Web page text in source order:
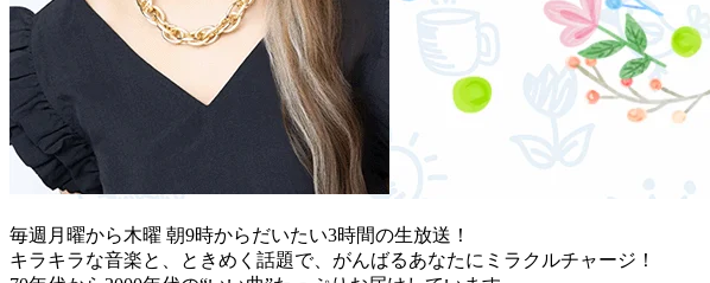
毎週月曜から木曜 朝9時からだいたい3時間の生放送！
キラキラな音楽と、ときめく話題で、がんばるあなたにミラクルチャージ！